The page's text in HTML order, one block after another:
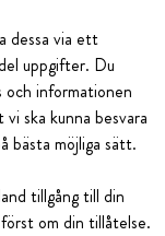
dessa via ett
uppgifter. Du
och informationen
ska kunna besvara
bästa möjliga sätt.
tillgång till din
om din tillåtelse.